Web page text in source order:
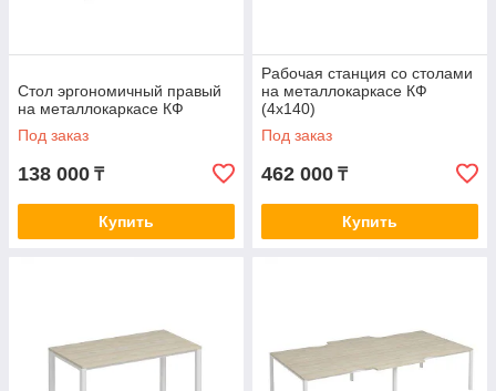
Стол эргономичный правый
на металлокаркасе КФ
Под заказ
138 000 ₸
Купить
Рабочая станция со столами
на металлокаркасе КФ
(4х140)
Под заказ
462 000 ₸
Купить